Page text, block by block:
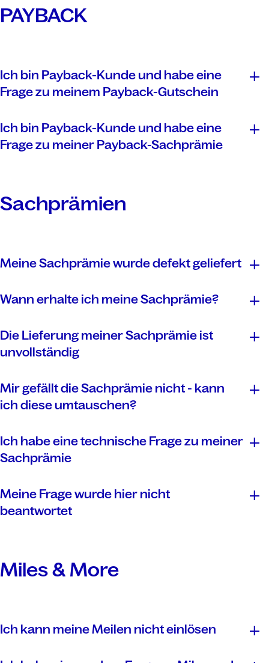
PAYBACK
Ich bin Payback-Kunde und habe eine
Frage zu meinem Payback-Gutschein
allgemeinen FAQ
Ich bin Payback-Kunde und habe eine
Frage zu meiner Payback-Sachprämie
www.PAYBACK.de/kontakt
Sachprämien
Meine Sachprämie wurde defekt geliefert
Wann erhalte ich meine Sachprämie?
Abfrage Lieferstatus ohne Bestellnummer
Die Lieferung meiner Sachprämie ist
unvollständig
Kontaktformular
Mir gefällt die Sachprämie nicht - kann
ich diese umtauschen?
Ich habe eine technische Frage zu meiner
Sachprämie
Meine Frage wurde hier nicht
beantwortet
Miles & More
Ich kann meine Meilen nicht einlösen